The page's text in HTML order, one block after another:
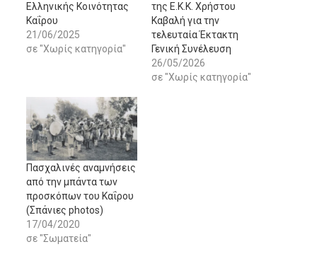
Ελληνικής Κοινότητας
Καΐρου
21/06/2025
σε "Χωρίς κατηγορία"
της Ε.Κ.Κ. Χρήστου
Καβαλή για την
τελευταία Έκτακτη
Γενική Συνέλευση
26/05/2026
σε "Χωρίς κατηγορία"
Πασχαλινές αναμνήσεις
από την μπάντα των
προσκόπων του Καΐρου
(Σπάνιες photos)
17/04/2020
σε "Σωματεία"